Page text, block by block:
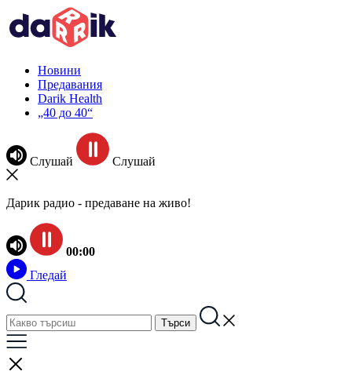
Новини
Предавания
Darik Health
„40 до 40“
Слушай Слушай
Дарик радио - предаване на живо!
00:00
Гледай